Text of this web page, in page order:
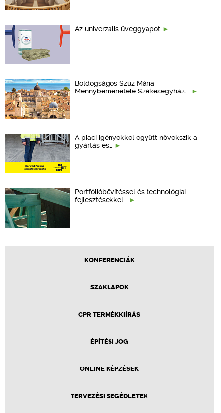
Az univerzális üveggyapot
Boldogságos Szűz Mária
Mennybemenetele Székesegyház,…
A piaci igényekkel együtt növekszik a
gyártás és…
Portfólióbővítéssel és technológiai
fejlesztésekkel…
KONFERENCIÁK
SZAKLAPOK
CPR TERMÉKKIÍRÁS
ÉPÍTÉSI JOG
ONLINE KÉPZÉSEK
TERVEZÉSI SEGÉDLETEK